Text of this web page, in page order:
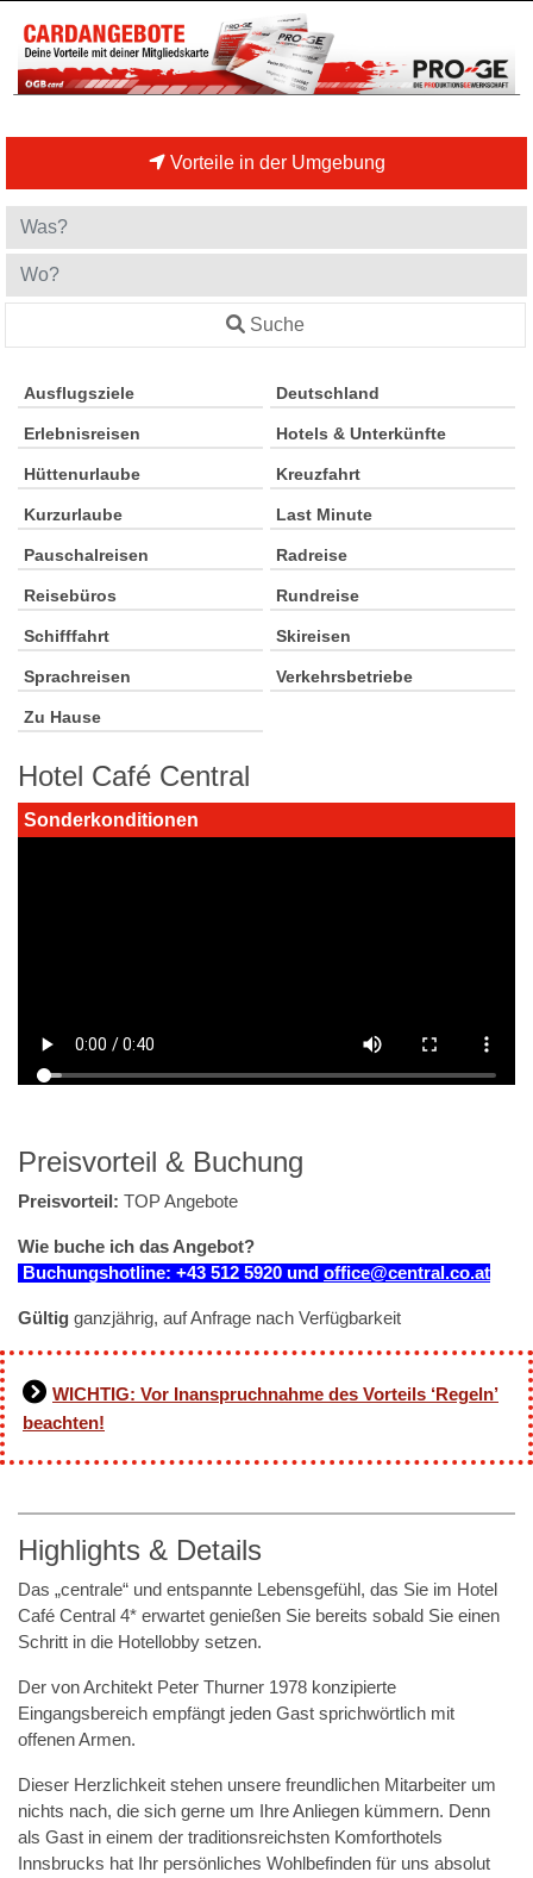
Vorteile in der Umgebung
Suche
Ausflugsziele Deutschland
Erlebnisreisen Hotels & Unterkünfte
Hüttenurlaube Kreuzfahrt
Kurzurlaube Last Minute
Pauschalreisen Radreise
Reisebüros Rundreise
Schifffahrt Skireisen
Sprachreisen Verkehrsbetriebe
Zu Hause
Hotel Café Central
Sonderkonditionen
Preisvorteil & Buchung
Preisvorteil: TOP Angebote
Wie buche ich das Angebot?
Buchungshotline: +43 512 5920 und office@central.co.at
Gültig ganzjährig, auf Anfrage nach Verfügbarkeit
WICHTIG: Vor Inanspruchnahme des Vorteils ‘Regeln’
beachten!
Highlights & Details
Das „centrale“ und entspannte Lebensgefühl, das Sie im Hotel
Café Central 4* erwartet genießen Sie bereits sobald Sie einen
Schritt in die Hotellobby setzen.
Der von Architekt Peter Thurner 1978 konzipierte
Eingangsbereich empfängt jeden Gast sprichwörtlich mit
offenen Armen.
Dieser Herzlichkeit stehen unsere freundlichen Mitarbeiter um
nichts nach, die sich gerne um Ihre Anliegen kümmern. Denn
als Gast in einem der traditionsreichsten Komforthotels
Innsbrucks hat Ihr persönliches Wohlbefinden für uns absolut